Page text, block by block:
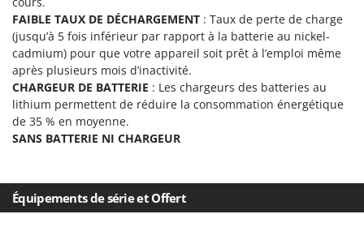
Paterlini
Philips
Pramac
Prismafood
R
R.G.V.
Reber
Redback
FAIBLE TAUX DE DÉCHARGEMENT : Taux de perte de charge
(jusqu’à 5 fois inférieur par rapport à la batterie au nickel-
cadmium) pour que votre appareil soit prêt à l’emploi même
après plusieurs mois d’inactivité.
CHARGEUR DE BATTERIE : Les chargeurs des batteries au
lithium permettent de réduire la consommation énergétique
de 35 % en moyenne.
SANS BATTERIE NI CHARGEUR
Équipements de série et Offert